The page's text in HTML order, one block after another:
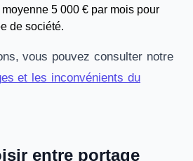
5 000 € par mois pour
de société.
vous pouvez consulter notre
et les inconvénients du
entre portage